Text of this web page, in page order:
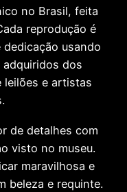
no Brasil, feita
reprodução é
usando
dos
leilões e artistas
de detalhes com
visto no museu.
maravilhosa e
beleza e requinte.